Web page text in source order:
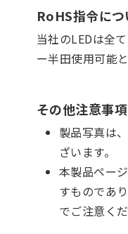
RoHS指令につ
当社のLEDは全
ー半田使用可能
その他注意事
製品写真は
ざいます。
本製品ペー
すものであ
でご注意くだ